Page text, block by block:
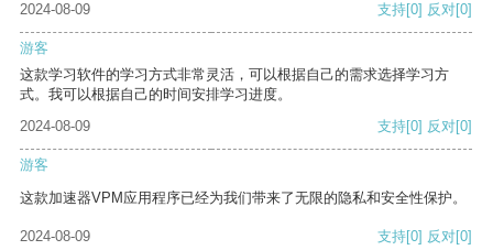
2024-08-09 支持[0] 反对[0]
游客
这款学习软件的学习方式非常灵活，可以根据自己的需求选择学习方
式。我可以根据自己的时间安排学习进度。
2024-08-09
支持[0] 反对[0]
游客
这款加速器VPM应用程序已经为我们带来了无限的隐私和安全性保护。
2024-08-09 支持[0] 反对[0]